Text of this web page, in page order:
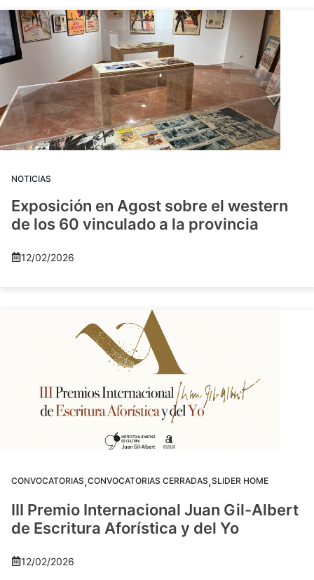
NOTICIAS
Exposición en Agost sobre el western
de los 60 vinculado a la provincia
12/02/2026
CONVOCATORIAS,CONVOCATORIAS CERRADAS,SLIDER HOME
III Premio Internacional Juan Gil-Albert
de Escritura Aforística y del Yo
12/02/2026